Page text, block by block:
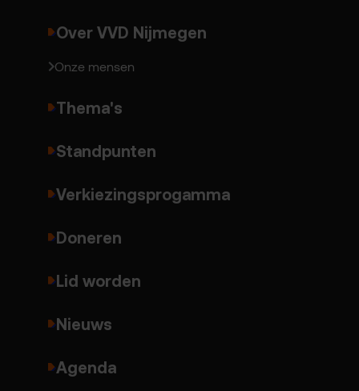
Over VVD Nijmegen
Onze mensen
Thema's
Standpunten
Verkiezingsprogamma
Doneren
Lid worden
Nieuws
Agenda